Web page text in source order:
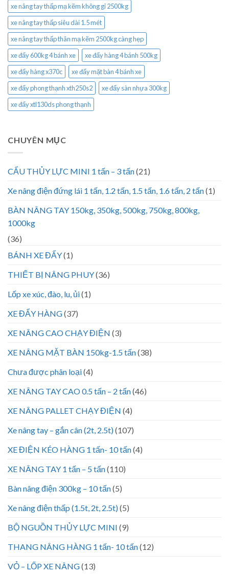
xe nâng tay thấp mạ kẽm không gỉ 2500kg
xe nâng tay thấp siêu dài 1.5 mét
xe nâng tay thấp thân mạ kẽm 2500kg càng hẹp
xe đẩy 600kg 4 bánh xe
xe đẩy hàng 4 bánh 500kg
xe đẩy hàng x370c
xe đẩy mặt bàn 4 bánh xe
xe đẩy phong thạnh xth250s2
xe đẩy sàn nhựa 300kg
xe đẩy xtl130ds phong thạnh
CHUYÊN MỤC
CẨU THỦY LỰC MINI 1 tấn – 3 tấn(21)
Xe nâng điện đứng lái 1 tấn, 1.2 tấn, 1.5 tấn, 1.6 tấn, 2 tấn(1)
BÀN NÂNG TAY 150kg, 350kg, 500kg, 750kg, 800kg,
1000kg
(36)
BÁNH XE ĐẨY(1)
THIẾT BỊ NÂNG PHUY(36)
Lốp xe xúc, đào, lu, ủi(1)
XE ĐẨY HÀNG(37)
XE NÂNG CAO CHẠY ĐIỆN (3)
XE NÂNG MẶT BÀN 150kg-1.5 tấn(38)
Chưa được phân loại(4)
XE NÂNG TAY CAO 0.5 tấn – 2 tấn(46)
XE NÂNG PALLET CHẠY ĐIỆN (4)
Xe nâng tay – gắn cân (2t, 2.5t)(107)
XE ĐIỆN KÉO HÀNG 1 tấn- 10 tấn(4)
XE NÂNG TAY 1 tấn – 5 tấn(110)
Bàn nâng điện 300kg – 10 tấn(5)
Xe nâng điện thấp (1.5t, 2t, 2.5t)(5)
BỘ NGUỒN THỦY LỰC MINI (9)
THANG NÂNG HÀNG 1 tấn- 10 tấn(12)
VỎ – LỐP XE NÂNG(13)